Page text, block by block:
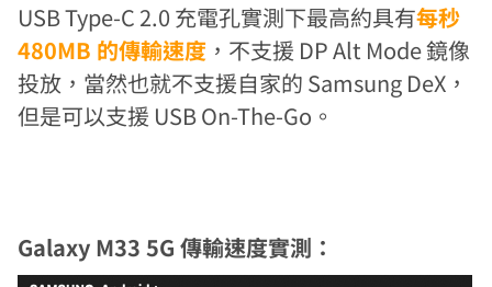
USB Type-C 2.0 充電孔實測下最高約具有每秒
480MB 的傳輸速度 ，不支援 DP Alt Mode 鏡像
投放，當然也就不支援自家的 Samsung DeX，
但是可以支援 USB On-The-Go。
Galaxy M33 5G 傳輸速度實測：